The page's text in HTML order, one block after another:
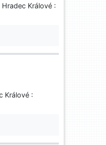
Králové :
Králové :